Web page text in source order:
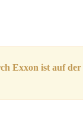
Exxon ist auf der